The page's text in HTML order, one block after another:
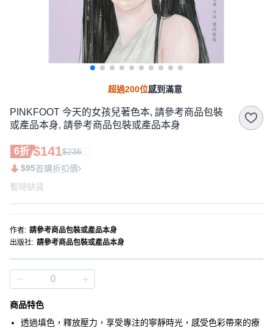
超過200位感到滿意
PINKFOOT 今天的女孩兒著色本, 請參考商品包裝
或產品本身, 請參考商品包裝或產品本身
6折 $141$236
$95首購折扣價
暫時缺貨
作者: 請參考商品包裝或產品本身
出版社: 請參考商品包裝或產品本身
商品特色
透過填色，釋放壓力，享受專注的寧靜時光，感受色彩帶來的療